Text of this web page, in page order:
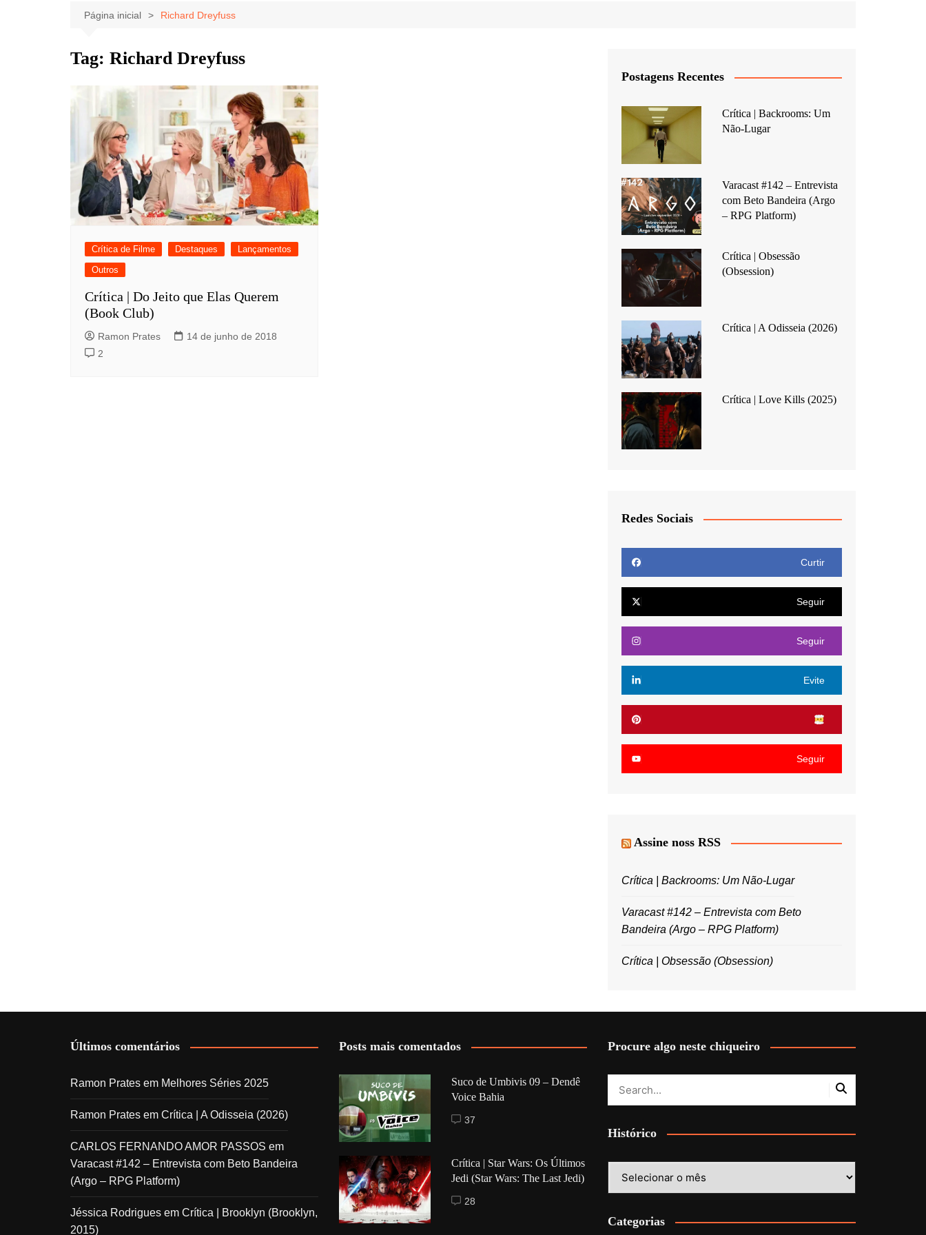
Celebridades
Música
Notícias
Clássicos
Página inicial Richard Dreyfuss
Tag: Richard Dreyfuss
Crítica de Filme Destaques
Lançamentos
Outros
Crítica | Do Jeito que Elas Querem
(Book Club)
Ramon Prates
14 de junho de 2018
2
Postagens Recentes
Crítica | Backrooms: Um
Não-Lugar
Varacast #142 – Entrevista
com Beto Bandeira (Argo
– RPG Platform)
Crítica | Obsessão
(Obsession)
Crítica | A Odisseia (2026)
Crítica | Love Kills (2025)
Redes Sociais
Curtir
Seguir
Seguir
Evite
Seguir
Assine noss RSS
Crítica | Backrooms: Um Não-Lugar
Varacast #142 – Entrevista com Beto
Bandeira (Argo – RPG Platform)
Crítica | Obsessão (Obsession)
Últimos comentários
Ramon Prates em Melhores Séries 2025
Ramon Prates em Crítica | A Odisseia (2026)
CARLOS FERNANDO AMOR PASSOS em
Varacast #142 – Entrevista com Beto Bandeira
(Argo – RPG Platform)
Jéssica Rodrigues em Crítica | Brooklyn (Brooklyn,
2015)
Posts mais comentados
Suco de Umbivis 09 – Dendê
Voice Bahia
37
Crítica | Star Wars: Os Últimos
Jedi (Star Wars: The Last Jedi)
28
Procure algo neste chiqueiro
Histórico
Categorias